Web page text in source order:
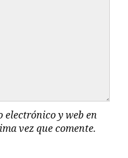
electrónico y web en
vez que comente.